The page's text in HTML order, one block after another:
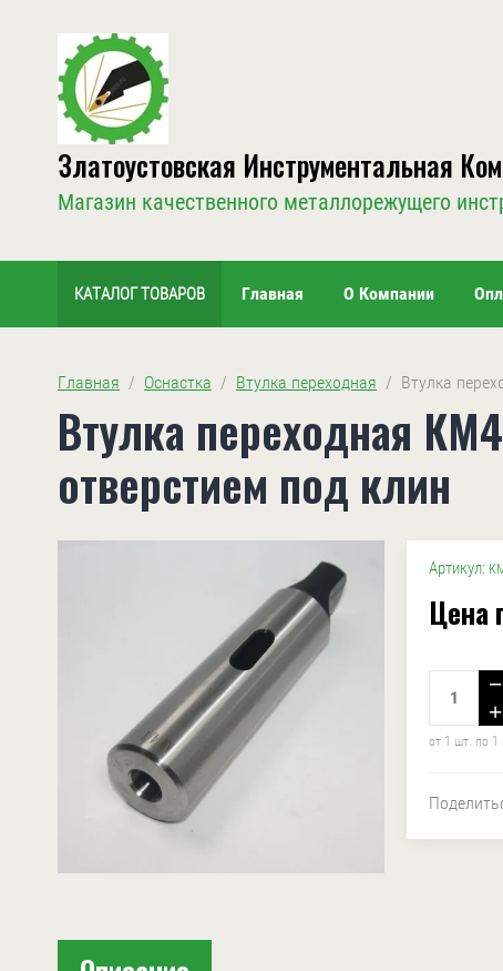
КАТАЛОГ ТОВАРОВ Главная О Компании
Златоустовская Инструментальная
Магазин качественного металлорежущего
Главная
  /
Оснастка
  /
Втулка переходная
/  Втулка
Втулка переходная
отверстием под клин
Артикул:
Цена
−
+
от 1 шт. по 1